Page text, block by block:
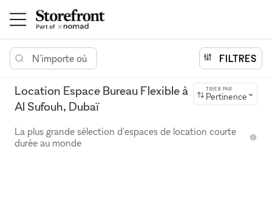
N'importe où FILTRES
Location Espace Bureau Flexible à
Al Sufouh, Dubaï
TRIER PAR
Pertinence
La plus grande sélection d'espaces de location courte
durée au monde